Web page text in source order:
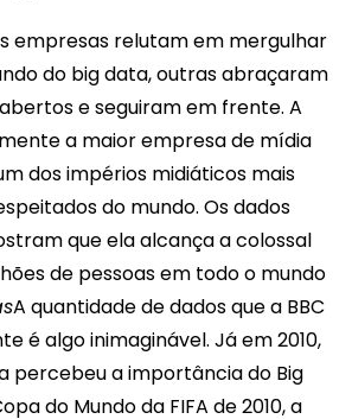
empresas relutam em mergulhar
do big data, outras abraçaram
e seguiram em frente. A
a maior empresa de mídia
dos impérios midiáticos mais
do mundo. Os dados
que ela alcança a colossal
de pessoas em todo o mundo
A quantidade de dados que a BBC
é algo inimaginável. Já em 2010,
percebeu a importância do Big
do Mundo da FIFA de 2010, a